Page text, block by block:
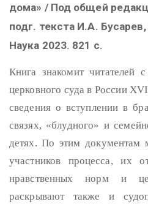
дома» / Под общей
подг. текста И.А.
Наука 2023. 821 с.
Книга знакомит читателей
церковного суда в России
сведения о вступлении в
связях, «блудного» и
детях. По этим документам
участников процесса, их
нравственных норм и
раскрывают также и